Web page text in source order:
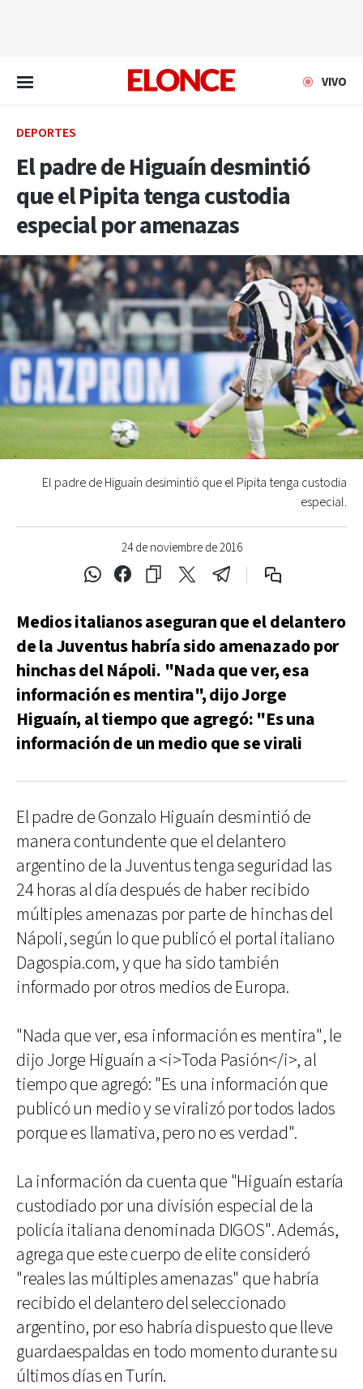
VIVO
DEPORTES
El padre de Higuaín desmintió
que el Pipita tenga custodia
especial por amenazas
24 de noviembre de 2016
El padre de Higuaín desimintió que el Pipita tenga custodia
especial.
Medios italianos aseguran que el delantero
de la Juventus habría sido amenazado por
hinchas del Nápoli. "Nada que ver, esa
información es mentira", dijo Jorge
Higuaín, al tiempo que agregó: "Es una
información de un medio que se virali
El padre de Gonzalo Higuaín desmintió de
manera contundente que el delantero
argentino de la Juventus tenga seguridad las
24 horas al día después de haber recibido
múltiples amenazas por parte de hinchas del
Nápoli, según lo que publicó el portal italiano
Dagospia.com, y que ha sido también
informado por otros medios de Europa.
"Nada que ver, esa información es mentira", le
dijo Jorge Higuaín a <i>Toda Pasión</i>, al
tiempo que agregó: "Es una información que
publicó un medio y se viralizó por todos lados
porque es llamativa, pero no es verdad".
La información da cuenta que "Higuaín estaría
custodiado por una división especial de la
policía italiana denominada DIGOS". Además,
agrega que este cuerpo de elite consideró
"reales las múltiples amenazas" que habría
recibido el delantero del seleccionado
argentino, por eso habría dispuesto que lleve
guardaespaldas en todo momento durante su
últimos días en Turín.